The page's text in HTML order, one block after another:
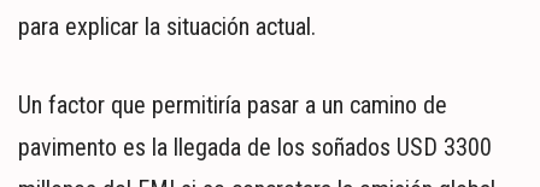
para explicar la situación actual.
Un factor que permitiría pasar a un camino de
pavimento es la llegada de los soñados USD 3300